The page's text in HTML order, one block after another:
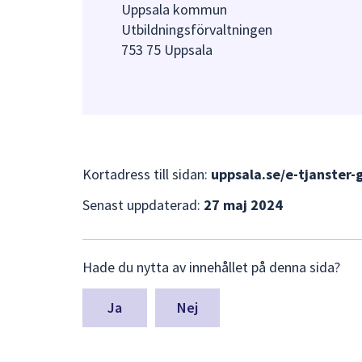
Uppsala kommun
Utbildningsförvaltningen
753 75 Uppsala
Kortadress till sidan: uppsala.se/e-tjanster-
Senast uppdaterad: 27 maj 2024
synpunkter
för
denna
Hade du nytta av innehållet på denna sida?
Nej